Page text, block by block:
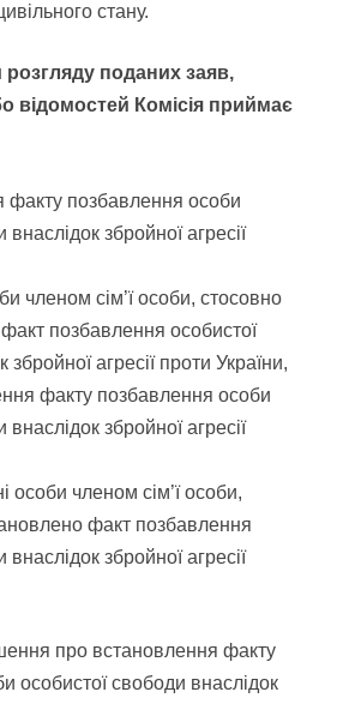
стану.
розгляду поданих заяв,
відомостей Комісія приймає
факту позбавлення особи
збройної агресії
членом сім’ї особи, стосовно
позбавлення особистої
агресії проти України,
факту позбавлення особи
збройної агресії
особи членом сім’ї особи,
факт позбавлення
збройної агресії
про встановлення факту
особистої свободи внаслідок